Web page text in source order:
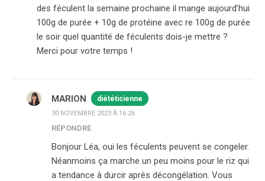
des féculent la semaine prochaine il mange aujourd’hui
100g de purée + 10g de protéine avec re 100g de purée
le soir quel quantité de féculents dois-je mettre ?
Merci pour votre temps !
MARION diététicienne
30 NOVEMBRE 2023 À 16:26
RÉPONDRE
Bonjour Léa, oui les féculents peuvent se congeler.
Néanmoins ça marche un peu moins pour le riz qui
a tendance à durcir après décongélation. Vous